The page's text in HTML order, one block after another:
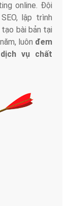
online. Đội
lập trình
bài bản tại
luôn đem
vụ chất